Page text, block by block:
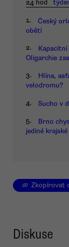
24 hod
1.
Český
obětí
2.
Oligarchie
3.
Hlína,
velodromu?
4. Sucho v
5.
Brno
jediné
Zkopírovat
Diskuse